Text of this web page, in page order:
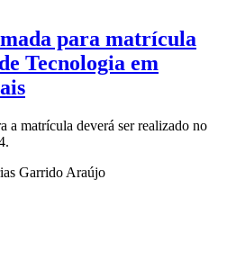
para matrícula
Tecnologia em
a matrícula deverá ser realizado no
Garrido Araújo